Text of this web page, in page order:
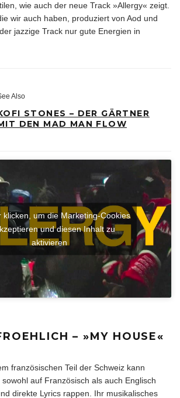
wie auch der neue Track »Allergy« zeigt.
wir auch haben, produziert von Aod und
jazzige Track nur gute Energien in
Also
STONES – DER GÄRTNER
DEN MAD MAN FLOW
klicken, um die Marketing-Cookies
und diesen Inhalt zu
aktivieren
– »MY HOUSE«
französischen Teil der Schweiz kann
sowohl auf Französisch als auch Englisch
direkte Lyrics rappen. Ihr musikalisches